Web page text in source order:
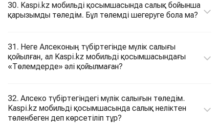
30. Kaspi.kz мобильді қосымшасында салық бойынша
қарызымды төледім. Бұл төлемді шегеруге бола ма?
31. Неге Алсеконың түбіртегінде мүлік салығы
қойылған, ал Kaspi.kz мобильді қосымшасындағы
«Төлемдерде» әлі қойылмаған?
32. Алсеко түбіртегіндегі мүлік салығын төледім.
Kaspi.kz мобильді қосымшасында салық неліктен
төленбеген деп көрсетіліп тұр?